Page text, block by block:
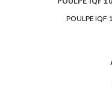
POULPE IQF